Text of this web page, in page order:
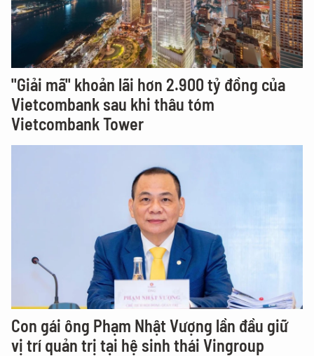
"Giải mã" khoản lãi hơn 2.900 tỷ đồng của
Vietcombank sau khi thâu tóm
Vietcombank Tower
Con gái ông Phạm Nhật Vượng lần đầu giữ
vị trí quản trị tại hệ sinh thái Vingroup